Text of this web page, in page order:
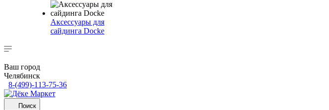
Аксессуары для
сайдинга Docke
Ваш город
Челябинск
8-(499)-113-75-36
Поиск